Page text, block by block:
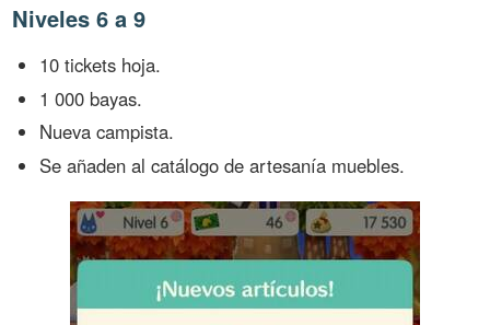
Niveles 6 a 9
10 tickets hoja.
1 000 bayas.
Nueva campista.
Se añaden al catálogo de artesanía muebles.